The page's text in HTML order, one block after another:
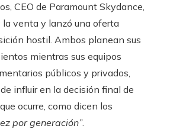
CEO de Paramount Skydance,
la venta y lanzó una oferta
hostil. Ambos planean sus
mientras sus equipos
públicos y privados,
influir en la decisión final de
ocurre, como dicen los
por generación”.